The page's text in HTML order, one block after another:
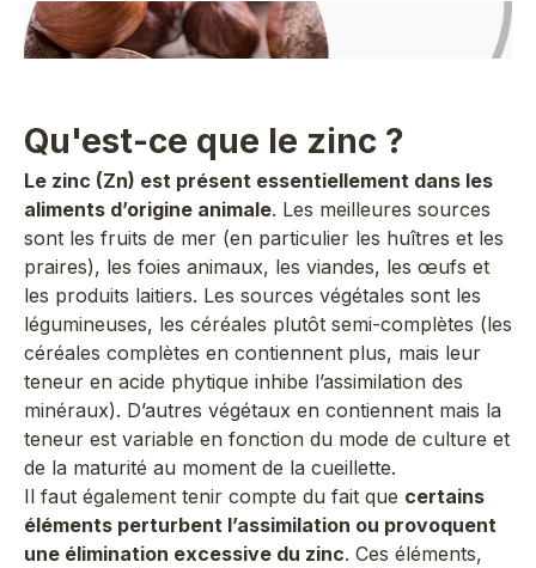
Qu'est-ce que le zinc ?
Le zinc (Zn) est présent essentiellement dans les
aliments d’origine animale. Les meilleures sources
sont les fruits de mer (en particulier les huîtres et les
praires), les foies animaux, les viandes, les œufs et
les produits laitiers. Les sources végétales sont les
légumineuses, les céréales plutôt semi-complètes (les
céréales complètes en contiennent plus, mais leur
teneur en acide phytique inhibe l’assimilation des
minéraux). D’autres végétaux en contiennent mais la
teneur est variable en fonction du mode de culture et
de la maturité au moment de la cueillette.
Il faut également tenir compte du fait que certains
éléments perturbent l’assimilation ou provoquent
une élimination excessive du zinc. Ces éléments,